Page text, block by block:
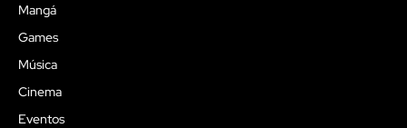
Mangá
Games
Música
Cinema
Eventos